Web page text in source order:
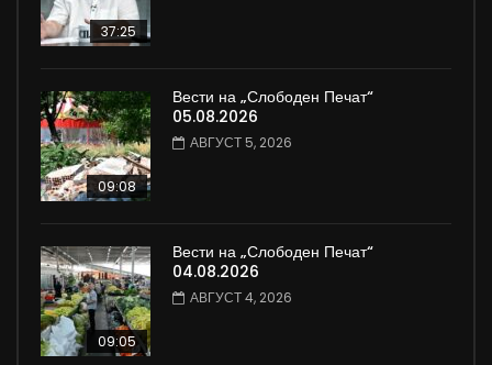
37:25
09:08
Вести на „Слободен Печат“
05.08.2026
АВГУСТ 5, 2026
09:05
Вести на „Слободен Печат“
04.08.2026
АВГУСТ 4, 2026